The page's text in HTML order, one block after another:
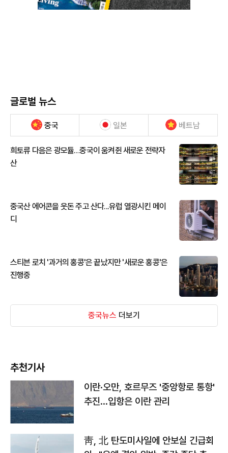
글로벌 뉴스
중국 일본 베트남
희토류 다음은 광모듈…중국이 움켜쥔 새로운 전략자
산
중국산 에어콘을 웃돈 주고 산다...유럽 열광시킨 메이
디
스티븐 로치 '과거의 홍콩'은 끝났지만 '새로운 홍콩'은
진행중
중국뉴스 더보기
추천기사
이란·오만, 호르무즈 '중앙항로 통항'
추진…입항은 이란 관리
靑, 北 탄도미사일에 안보실 긴급회